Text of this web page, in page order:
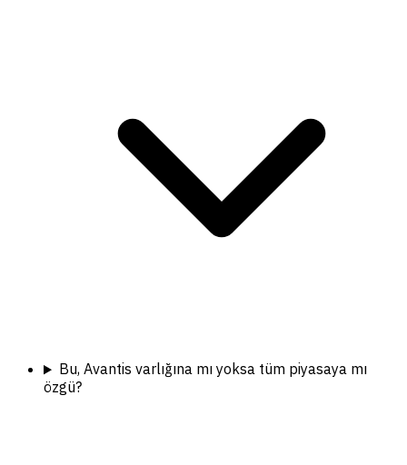
Bu, Avantis varlığına mı yoksa tüm piyasaya mı
özgü?